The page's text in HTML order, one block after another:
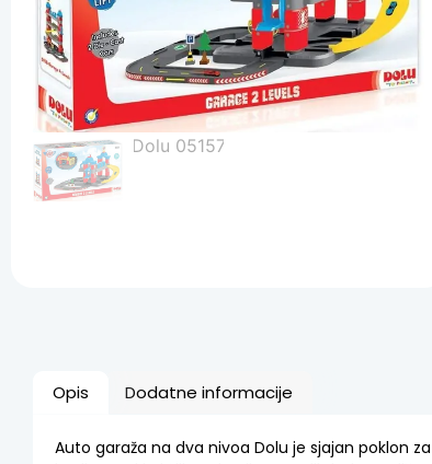
Opis Dodatne informacije
Auto garaža na dva nivoa Dolu je sjajan poklon